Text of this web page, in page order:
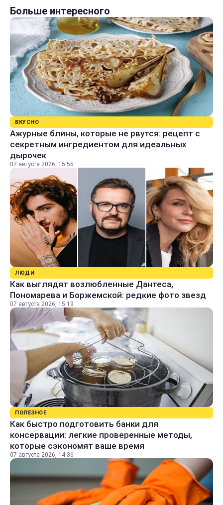
Больше интересного
ВКУСНО
Ажурные блины, которые не рвутся: рецепт с
секретным ингредиентом для идеальных
дырочек
07 августа 2026, 15:55
ЛЮДИ
Как выглядят возлюбленные Дантеса,
Пономарева и Боржемской: редкие фото звезд
07 августа 2026, 15:19
ПОЛЕЗНОЕ
Как быстро подготовить банки для
консервации: легкие проверенные методы,
которые сэкономят ваше время
07 августа 2026, 14:36